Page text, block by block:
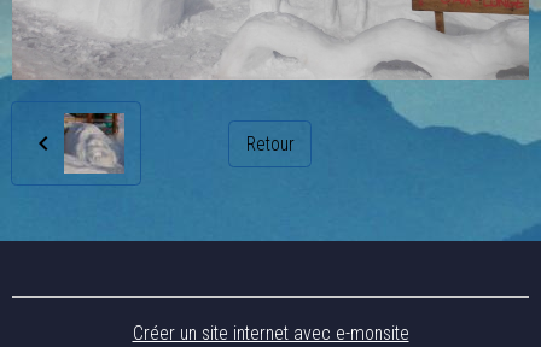
Retour
Créer un site internet avec e-monsite